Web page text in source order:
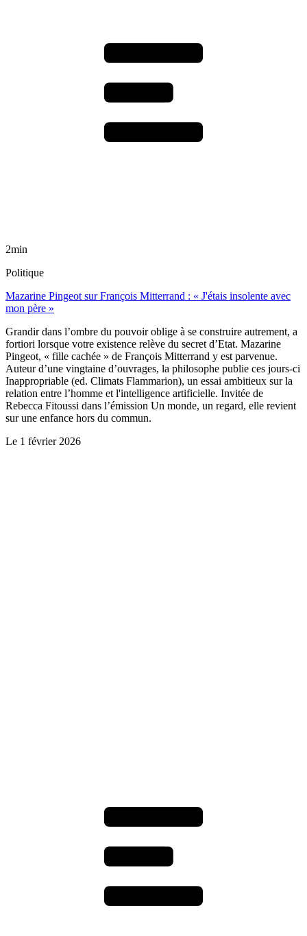
2min
Politique
Mazarine Pingeot sur François Mitterrand : « J'étais insolente avec
mon père »
Grandir dans l’ombre du pouvoir oblige à se construire autrement, a
fortiori lorsque votre existence relève du secret d’Etat. Mazarine
Pingeot, « fille cachée » de François Mitterrand y est parvenue.
Auteur d’une vingtaine d’ouvrages, la philosophe publie ces jours-ci
Inappropriable (ed. Climats Flammarion), un essai ambitieux sur la
relation entre l’homme et l'intelligence artificielle. Invitée de
Rebecca Fitoussi dans l’émission Un monde, un regard, elle revient
sur une enfance hors du commun.
Le 1 février 2026